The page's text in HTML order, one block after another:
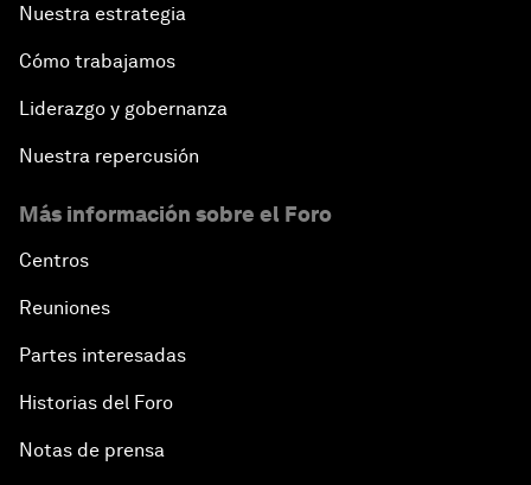
Nuestra estrategia
Cómo trabajamos
Liderazgo y gobernanza
Nuestra repercusión
Más información sobre el Foro
Centros
Reuniones
Partes interesadas
Historias del Foro
Notas de prensa